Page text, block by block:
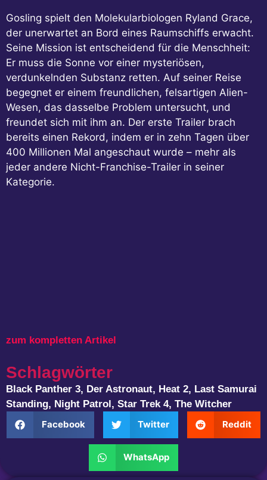
Gosling spielt den Molekularbiologen Ryland Grace,
der unerwartet an Bord eines Raumschiffs erwacht.
Seine Mission ist entscheidend für die Menschheit:
Er muss die Sonne vor einer mysteriösen,
verdunkelnden Substanz retten. Auf seiner Reise
begegnet er einem freundlichen, felsartigen Alien-
Wesen, das dasselbe Problem untersucht, und
freundet sich mit ihm an. Der erste Trailer brach
bereits einen Rekord, indem er in zehn Tagen über
400 Millionen Mal angeschaut wurde – mehr als
jeder andere Nicht-Franchise-Trailer in seiner
Kategorie.
zum kompletten Artikel
Schlagwörter
Black Panther 3, Der Astronaut, Heat 2, Last Samurai
Standing, Night Patrol, Star Trek 4, The Witcher
Facebook
Twitter Reddit
WhatsApp